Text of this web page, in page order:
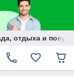
отдыха и